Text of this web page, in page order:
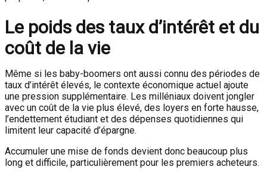
Le poids des taux d’intérêt et du
coût de la vie
Même si les baby-boomers ont aussi connu des périodes de
taux d’intérêt élevés, le contexte économique actuel ajoute
une pression supplémentaire. Les milléniaux doivent jongler
avec un coût de la vie plus élevé, des loyers en forte hausse,
l’endettement étudiant et des dépenses quotidiennes qui
limitent leur capacité d’épargne.
Accumuler une mise de fonds devient donc beaucoup plus
long et difficile, particulièrement pour les premiers acheteurs.